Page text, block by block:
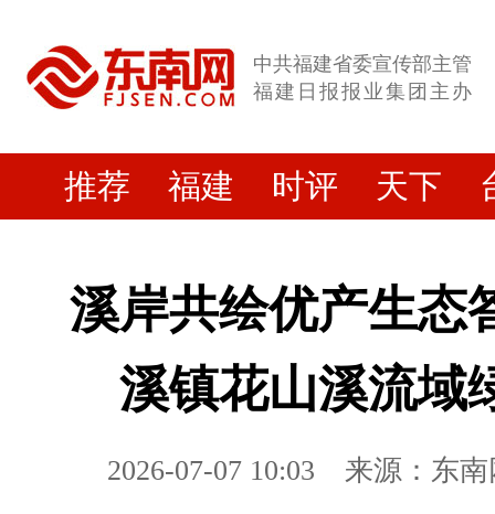
中共福建省委宣传部主管
福建日报报业集团主办
推荐 福建 时评 天下
溪岸共绘优产生
溪镇花山溪流域
2026-07-07 10:03 来源：东南